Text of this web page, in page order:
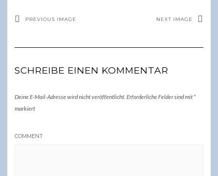
PREVIOUS IMAGE NEXT IMAGE
SCHREIBE EINEN KOMMENTAR
Deine E-Mail-Adresse wird nicht veröffentlicht. Erforderliche Felder sind mit *
markiert
COMMENT